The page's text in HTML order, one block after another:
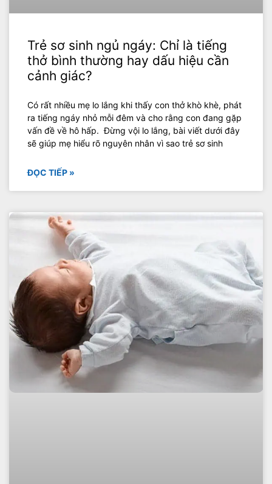
Trẻ sơ sinh ngủ ngáy: Chỉ là tiếng
thở bình thường hay dấu hiệu cần
cảnh giác?
Có rất nhiều mẹ lo lắng khi thấy con thở khò khè, phát
ra tiếng ngáy nhỏ mỗi đêm và cho rằng con đang gặp
vấn đề về hô hấp. Đừng vội lo lắng, bài viết dưới đây
sẽ giúp mẹ hiểu rõ nguyên nhân vì sao trẻ sơ sinh
ĐỌC TIẾP »